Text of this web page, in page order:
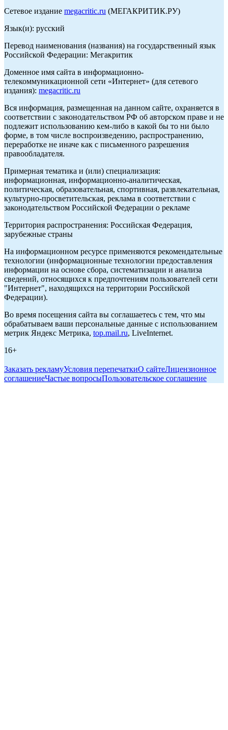
Сетевое издание megacritic.ru (МЕГАКРИТИК.РУ)
Язык(и): русский
Перевод наименования (названия) на государственный язык
Российской Федерации: Мегакритик
Доменное имя сайта в информационно-
телекоммуникационной сети «Интернет» (для сетевого
издания): megacritic.ru
Вся информация, размещенная на данном сайте, охраняется в
соответствии с законодательством РФ об авторском праве и не
подлежит использованию кем-либо в какой бы то ни было
форме, в том числе воспроизведению, распространению,
переработке не иначе как с письменного разрешения
правообладателя.
Примерная тематика и (или) специализация:
информационная, информационно-аналитическая,
политическая, образовательная, спортивная, развлекательная,
культурно-просветительская, реклама в соответствии с
законодательством Российской Федерации о рекламе
Территория распространения: Российская Федерация,
зарубежные страны
На информационном ресурсе применяются рекомендательные
технологии (информационные технологии предоставления
информации на основе сбора, систематизации и анализа
сведений, относящихся к предпочтениям пользователей сети
"Интернет", находящихся на территории Российской
Федерации).
Во время посещения сайта вы соглашаетесь с тем, что мы
обрабатываем ваши персональные данные с использованием
метрик Яндекс Метрика, top.mail.ru, LiveInternet.
16+
Заказать рекламуУсловия перепечаткиО сайтеЛицензионное
соглашениеЧастые вопросыПользовательское соглашение